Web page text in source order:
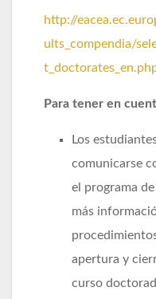
http://
ults_compendia/
Para tener en
Los
comunicarse
el programa
más
apertura y
curso